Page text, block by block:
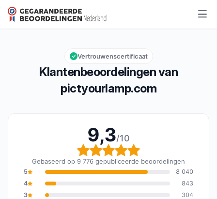
pictyourlamp.com
Algemene beoordeling: 9,3 van 10
9,3/10
Klantenbeoordelingen van
pictyourlamp.com
Vertrouwenscertificaat
9,3/10
Algemene beoordeling:
Gebaseerd op 9 776 gepubliceerde beoordelingen
5
8 040
4
843
3
304